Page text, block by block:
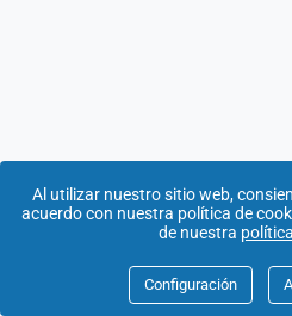
Al utilizar nuestro sitio web,
acuerdo con nuestra política de
de nuestra
Configuración